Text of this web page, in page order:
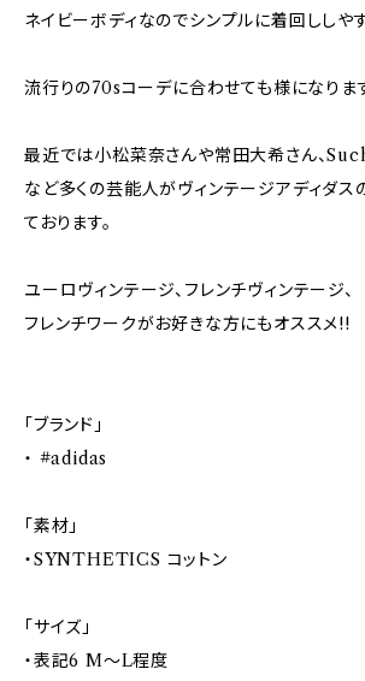
ネイビーボディなのでシンプルに着回ししや
流行りの70sコーデに合わせても様になりま
最近では小松菜奈さんや常田大希さん、
など多くの芸能人がヴィンテージアディダス
ております。
ユーロヴィンテージ、フレンチヴィンテージ、
フレンチワークがお好きな方にもオススメ!!
「ブランド」
・ #adidas
「素材」
・SYNTHETICS コットン
「サイズ」
・表記6 M～L程度